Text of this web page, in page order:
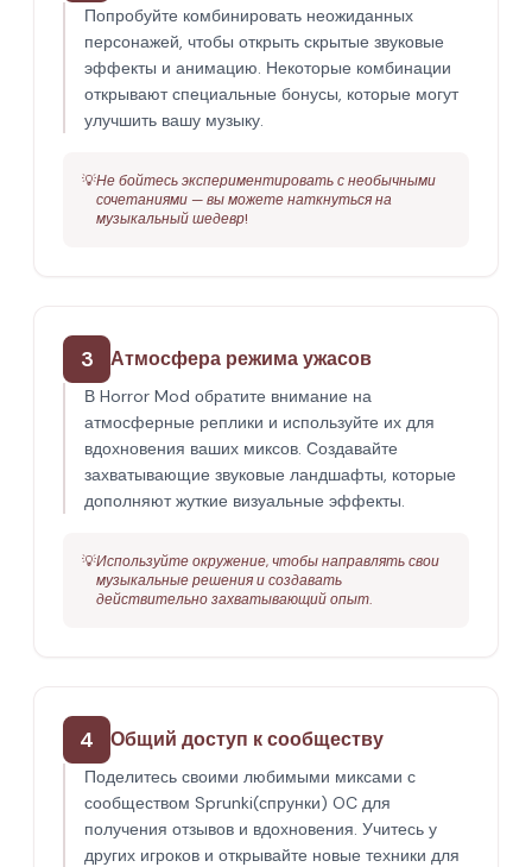
Попробуйте комбинировать неожиданных
персонажей, чтобы открыть скрытые звуковые
эффекты и анимацию. Некоторые комбинации
открывают специальные бонусы, которые могут
улучшить вашу музыку.
💡Не бойтесь экспериментировать с необычными
сочетаниями — вы можете наткнуться на
музыкальный шедевр!
3 Атмосфера режима ужасов
В Horror Mod обратите внимание на
атмосферные реплики и используйте их для
вдохновения ваших миксов. Создавайте
захватывающие звуковые ландшафты, которые
дополняют жуткие визуальные эффекты.
💡Используйте окружение, чтобы направлять свои
музыкальные решения и создавать
действительно захватывающий опыт.
4 Общий доступ к сообществу
Поделитесь своими любимыми миксами с
сообществом Sprunki(спрунки) OC для
получения отзывов и вдохновения. Учитесь у
других игроков и открывайте новые техники для